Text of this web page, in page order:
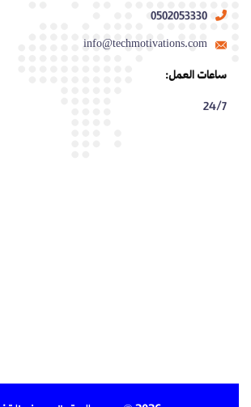
0502053330
info@techmotivations.com
ساعات العمل:
24/7